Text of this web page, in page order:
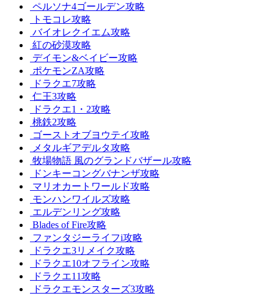
ペルソナ4ゴールデン攻略
トモコレ攻略
バイオレクイエム攻略
紅の砂漠攻略
デイモン&ベイビー攻略
ポケモンZA攻略
ドラクエ7攻略
仁王3攻略
ドラクエ1・2攻略
桃鉄2攻略
ゴーストオブヨウテイ攻略
メタルギアデルタ攻略
牧場物語 風のグランドバザール攻略
ドンキーコングバナンザ攻略
マリオカートワールド攻略
モンハンワイルズ攻略
エルデンリング攻略
Blades of Fire攻略
ファンタジーライフi攻略
ドラクエ3リメイク攻略
ドラクエ10オフライン攻略
ドラクエ11攻略
ドラクエモンスターズ3攻略